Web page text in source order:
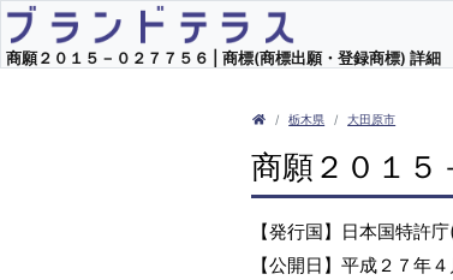
商願２０１５－０２７７５６ | 商標(商標出願・登録商標) 詳細
栃木県 大田原市
商願２０１５
【発行国】日本国特許
【公開日】平成２７年